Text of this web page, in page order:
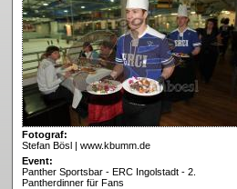
Fotograf:
Stefan Bösl | www.kbumm.de
Event:
Panther Sportsbar - ERC Ingolstadt - 2.
Pantherdinner für Fans